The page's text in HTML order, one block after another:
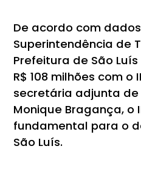
De acordo com
Superintendência de
Prefeitura de São
R$ 108 milhões com o
secretária adjunta
Monique Bragança, o
fundamental para o
São Luís.